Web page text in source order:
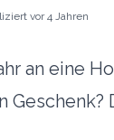
vor 4 Jahren
an eine